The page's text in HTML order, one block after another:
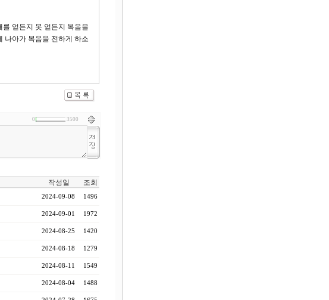
얻든지 못 얻든지 복음을
나아가 복음을 전하게 하소
0 3500
작성일 조회
2024-09-08 1496
2024-09-01 1972
2024-08-25 1420
2024-08-18 1279
2024-08-11 1549
2024-08-04 1488